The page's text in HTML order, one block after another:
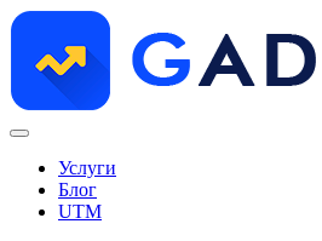
Услуги
Блог
UTM